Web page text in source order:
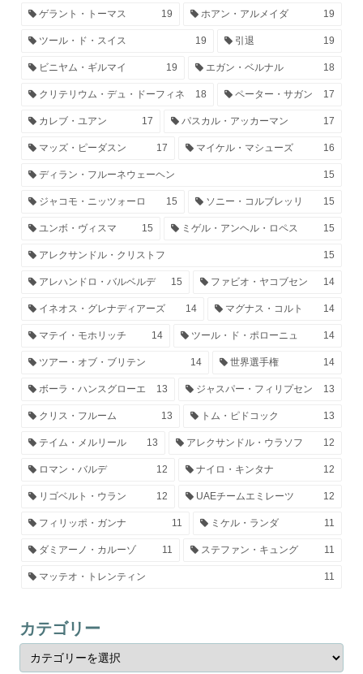
ゲラント・トーマス 19 ホアン・アルメイダ 19
ツール・ド・スイス 19 引退 19
ビニヤム・ギルマイ 19 エガン・ベルナル 18
クリテリウム・デュ・ドーフィネ 18 ペーター・サガン 17
カレブ・ユアン 17 パスカル・アッカーマン 17
マッズ・ピーダスン 17 マイケル・マシューズ 16
ディラン・フルーネウェーヘン 15
ジャコモ・ニッツォーロ 15 ソニー・コルブレッリ 15
ユンボ・ヴィスマ 15 ミゲル・アンヘル・ロペス 15
アレクサンドル・クリストフ 15
アレハンドロ・バルベルデ 15 ファビオ・ヤコブセン 14
イネオス・グレナディアーズ 14 マグナス・コルト 14
マテイ・モホリッチ 14 ツール・ド・ポローニュ 14
ツアー・オブ・ブリテン 14 世界選手権 14
ボーラ・ハンスグローエ 13 ジャスパー・フィリプセン 13
クリス・フルーム 13 トム・ピドコック 13
テイム・メルリール 13 アレクサンドル・ウラソフ 12
ロマン・バルデ 12 ナイロ・キンタナ 12
リゴベルト・ウラン 12 UAEチームエミレーツ 12
フィリッポ・ガンナ 11 ミケル・ランダ 11
ダミアーノ・カルーゾ 11 ステファン・キュング 11
マッテオ・トレンティン 11
カテゴリー